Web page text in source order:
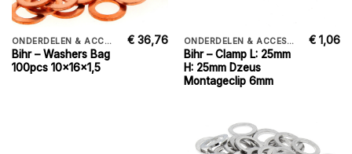
ONDERDELEN & ACCESSORIES
Bihr – Washers Bag
100pcs 10x16x1,5
€ 36,76 ONDERDELEN & ACCESSORIES
Bihr – Clamp L: 25mm
H: 25mm Dzeus
Montageclip 6mm
€ 1,06